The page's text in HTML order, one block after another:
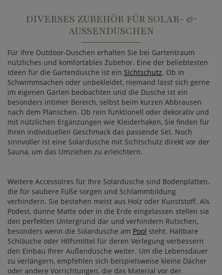
DIVERSES ZUBEHÖR FÜR SOLAR- &
AUSSENDUSCHEN
Für Ihre Outdoor-Duschen erhalten Sie bei Gartentraum
nützliches und komfortables Zubehör. Eine der beliebtesten
Ideen für die Gartendusche ist ein Sichtschutz. Ob in
Schwimmsachen oder unbekleidet, niemand lässt sich gerne
im eigenen Garten beobachten und die Dusche ist ein
besonders intimer Bereich, selbst beim kurzen Abbrausen
nach dem Planschen. Ob rein funktionell oder dekorativ und
mit nützlichen Ergänzungen wie Kleiderhaken, Sie finden für
Ihren individuellen Geschmack das passende Set. Noch
sinnvoller ist eine Solardusche mit Sichtschutz direkt vor der
Sauna, um das Umziehen zu erleichtern.
Weitere Accessoires für Ihre Solardusche sind Bodenplatten,
die für saubere Füße sorgen und Schlammbildung
verhindern. Sie bestehen meist aus Holz oder Kunststoff. Als
Podest, dünne Matte oder in die Erde eingelassen stellen sie
den perfekten Untergrund dar und verhindern Rutschen,
besonders wenn die Solardusche am Pool steht. Haltbare
Schläuche oder Hilfsmittel für deren Verlegung verbessern
den Einbau Ihrer Außendusche weiter. Um die Lebensdauer
zu verlängern, empfehlen sich beispielsweise kleine Dächer
oder andere Vorrichtungen, die das Material vor der